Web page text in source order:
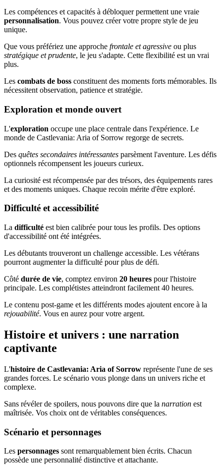
Les compétences et capacités à débloquer permettent une vraie
personnalisation. Vous pouvez créer votre propre style de jeu
unique.
Que vous préfériez une approche frontale et agressive ou plus
stratégique et prudente, le jeu s'adapte. Cette flexibilité est un vrai
plus.
Les combats de boss constituent des moments forts mémorables. Ils
nécessitent observation, patience et stratégie.
Exploration et monde ouvert
L'exploration occupe une place centrale dans l'expérience. Le
monde de Castlevania: Aria of Sorrow regorge de secrets.
Des quêtes secondaires intéressantes parsèment l'aventure. Les défis
optionnels récompensent les joueurs curieux.
La curiosité est récompensée par des trésors, des équipements rares
et des moments uniques. Chaque recoin mérite d'être exploré.
Difficulté et accessibilité
La difficulté est bien calibrée pour tous les profils. Des options
d'accessibilité ont été intégrées.
Les débutants trouveront un challenge accessible. Les vétérans
pourront augmenter la difficulté pour plus de défi.
Côté durée de vie, comptez environ 20 heures pour l'histoire
principale. Les complétistes atteindront facilement 40 heures.
Le contenu post-game et les différents modes ajoutent encore à la
rejouabilité. Vous en aurez pour votre argent.
Histoire et univers : une narration
captivante
L'histoire de Castlevania: Aria of Sorrow représente l'une de ses
grandes forces. Le scénario vous plonge dans un univers riche et
complexe.
Sans révéler de spoilers, nous pouvons dire que la narration est
maîtrisée. Vos choix ont de véritables conséquences.
Scénario et personnages
Les personnages sont remarquablement bien écrits. Chacun
possède une personnalité distinctive et attachante.